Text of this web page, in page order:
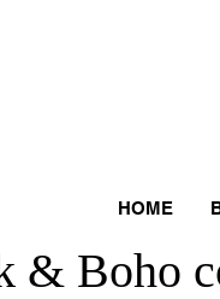
& Boho
HOME